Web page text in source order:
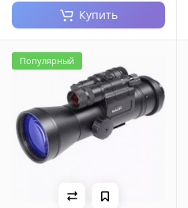
Купить
Популярный